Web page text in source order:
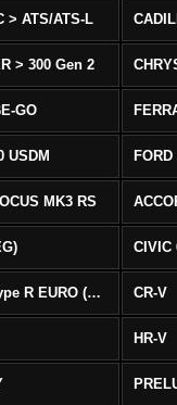
> ATS/ATS-L
> 300 Gen 2
GO
USDM
MK3 RS
CIVIC
CIVIC 8 Type R EURO (FN) CR-V
HR-V